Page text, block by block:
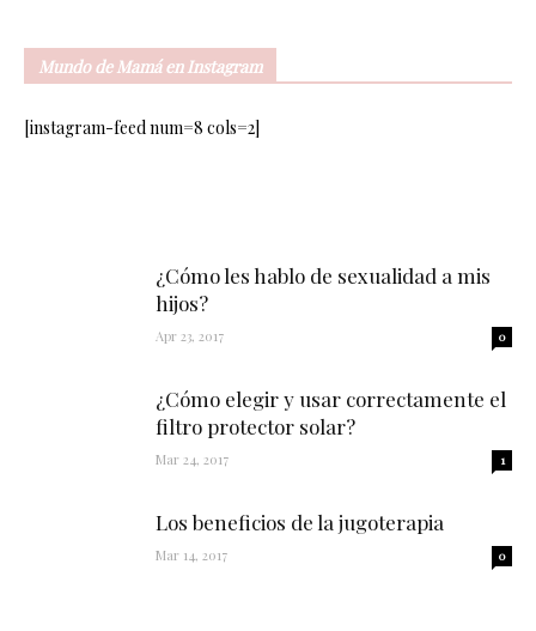
Mundo de Mamá en Instagram
[instagram-feed num=8 cols=2]
¿Cómo les hablo de sexualidad a mis
hijos?
Apr 23, 2017 0
¿Cómo elegir y usar correctamente el
filtro protector solar?
Mar 24, 2017 1
Los beneficios de la jugoterapia
Mar 14, 2017 0